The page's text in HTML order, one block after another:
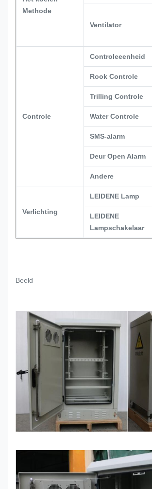
Methode
Ventilator
Controle
Controleeenheid
Rook Controle
Trilling Controle
Water Controle
SMS-alarm
Deur Open Alarm
Andere
Verlichting
LEIDENE Lamp
LEIDENE
Lampschakelaar
Beeld